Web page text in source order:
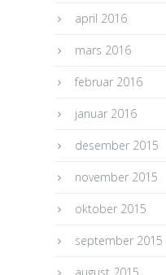
april 2016
mars 2016
februar 2016
januar 2016
desember 2015
november 2015
oktober 2015
september 2015
august 2015